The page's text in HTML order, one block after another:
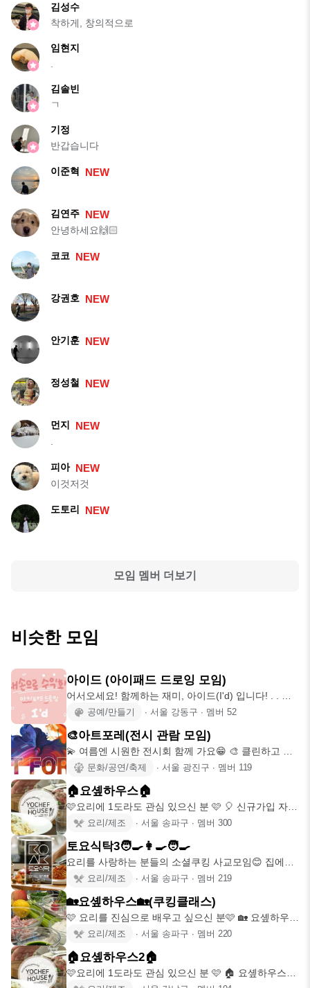
김성수
착하게, 창의적으로
임현지
김솔빈
ㄱ
기정
반갑습니다
이준혁 NEW
김연주 NEW
안녕하세요🙌🏻
코코 NEW
강권호 NEW
안기훈 NEW
정성철 NEW
먼지 NEW
피아 NEW
이것저것
도토리 NEW
모임 멤버 더보기
비슷한 모임
아이드 (아이패드 드로잉 모임)
어서오세요! 함께하는 재미, 아이드(I'd) 입니다! . . 🎨
이모티콘공예/만들기 ∙ 서울 강동구 ∙ 멤버 52
🎨아트포레(전시 관람 모임)
💫 여름엔 시원한 전시회 함께 가요😁 🎨 클린하고 안
전한 모임 추구!
문화/공연/축제 ∙ 서울 광진구 ∙ 멤버 119
🏠요솊하우스🏠
🩷요리에 1도라도 관심 있으신 분 🩷 🎈 신규가입 자리
가 없을경우, 요
요리/제조 ∙ 서울 송파구 ∙ 멤버 300
토요식탁3🧑‍🍳👩‍🍳🧑‍🍳
요리를 사랑하는 분들의 소셜쿠킹 사교모임😊 집에서
해 먹기엔 까다롭고,
요리/제조 ∙ 서울 송파구 ∙ 멤버 219
🏡요솊하우스🏡(쿠킹클래스)
🩷 요리를 진심으로 배우고 싶으신 분🩷 🏡 요솊하우스
(쿠킹클래스)에 오
요리/제조 ∙ 서울 송파구 ∙ 멤버 220
🏠요솊하우스2🏠
🩷요리에 1도라도 관심 있으신 분 🩷 🏠 요솊하우스에